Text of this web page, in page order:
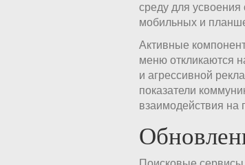
среду для усвоения
мобильных и
Активные
меню откликаются
и агрессивной
показатели
взаимодействия на